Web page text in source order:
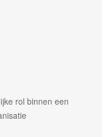
rol binnen een